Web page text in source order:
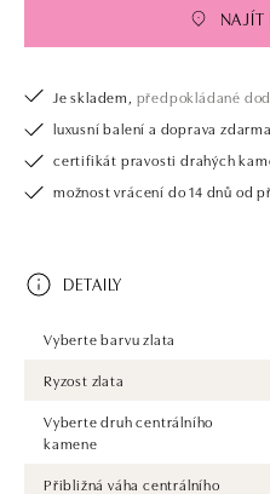
NAJÍT
Je skladem, předpokládané
luxusní balení a doprava zdarma
certifikát pravosti drahých
možnost vrácení do 14 dnů od
DETAILY
Vyberte barvu zlata
Ryzost zlata
Vyberte druh centrálního
kamene
Přibližná váha centrálního